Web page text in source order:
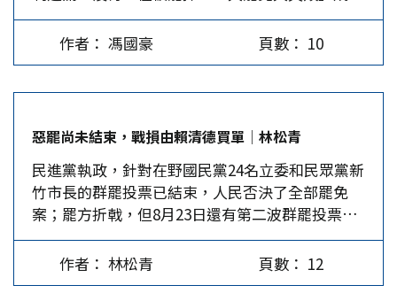
民眾黨及個人發展，加上內部派系問題始終揮之不
去，黃能否長時間持盈保泰尚不可測。…
值」，該黨會繼續堅持民主價值云云，而不去回答
誰該為此負責的記者提問。接著是民進黨團總召，
也就是此次大罷免的原始提案人，號稱「點子王」
也完全迴避了誰該為此負責的問題。最後是指揮官
賴清德以臉書形式上場，提的還是「這是公民團體
自發的運動，是人民權利，是民主價值」，不過他
仍加上了「他會繼續為護台、保台努力」。賴主席
迴避了誰該為此負責的疑問。…
了決定勝負的砝碼角色。 反威權一直是台灣幾十
年來的主流民意，賴清德若稱心如意會造成「一黨
專政，一人獨裁」，已破碎的憲法必形同具文，日
的投票率，民進黨只能飲恨吞敗。 賴清德地位會
開始動搖？…
真。 這次大罷免因民眾黨8位立委都是不分區，沒
有一人在罷免名單內，但整個反罷過程中，民眾黨
努力協助各地的藍委，尤其選前陳佩琪出面呼籲小
挑戰在罷免結束後才正式開始。 民眾黨內曾有路
線之爭 其實，民眾黨一直到6月初都還在掙扎是否
要全力支持反罷方。主張支持者認為，藍白唇亡齒
寒，萬一藍營立委被罷掉超過6席以上，而改選後
民進黨取得立法院多數的62席，民眾黨擁有的8席
立委就完全沒有意義，所以要力挺國民黨，若國民
黨立委被罷6席以下，民眾黨除可投入補選（當時
黃國昌已要副秘書長許甫準備投入台北市立委補
作者： 馮國豪 頁數： 10
惡罷尚未結束，戰損由賴清德買單│林松青
民進黨執政，針對在野國民黨24名立委和民眾黨新
竹市長的群罷投票已結束，人民否決了全部罷免
案；罷方折戟，但8月23日還有第二波群罷投票，
政潮尚未沉沙。 大惡罷政潮是極沉重的內耗，執
政黨發動，大成功可肆行專政，失敗了仍可高踞權
位，有恃無恐。被罷的在野黨公職純屬挨打，手無
作者： 林松青 頁數： 12